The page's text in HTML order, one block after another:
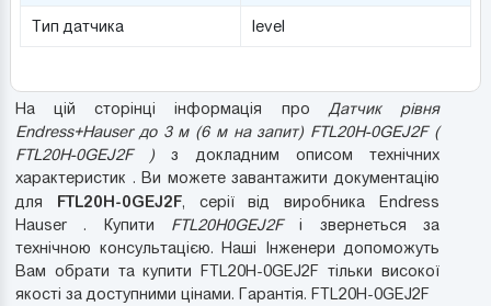
Тип датчика level
На цій сторінці інформація про Датчик рівня
Endress+Hauser до 3 м (6 м на запит) FTL20H-0GEJ2F (
FTL20H-0GEJ2F ) з докладним описом технічних
характеристик . Ви можете завантажити документацію
для FTL20H-0GEJ2F, серії від виробника Endress
Hauser . Купити FTL20H0GEJ2Fі звернеться за
технічною консультацією. Наші Інженери допоможуть
Вам обрати та купити FTL20H-0GEJ2F тільки високої
якості за доступними цінами. Гарантія. FTL20H-0GEJ2F